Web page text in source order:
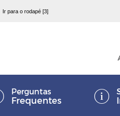
Ir para o rodapé [3]
Perguntas
Frequentes